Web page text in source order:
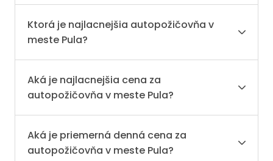
Ktorá je najlacnejšia autopožičovňa v
meste Pula?
Aká je najlacnejšia cena za
autopožičovňa v meste Pula?
Aká je priemerná denná cena za
autopožičovňa v meste Pula?